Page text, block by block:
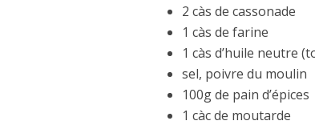
2 càs de cassonade
1 càs de farine
1 càs d’huile neutre
sel, poivre du moulin
100g de pain d’épices
1 càc de moutarde